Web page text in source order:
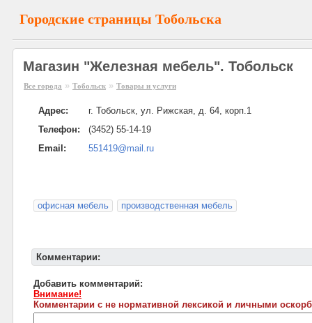
Городские страницы Тобольска
Магазин "Железная мебель". Тобольск
Все города » Тобольск » Товары и услуги
Адрес:
г. Тобольск, ул. Рижская, д. 64, корп.1
Телефон:
(3452) 55-14-19
Email:
551419@mail.ru
офисная мебель производственная мебель
Комментарии:
Добавить комментарий:
Внимание!
Комментарии с не нормативной лексикой и личными